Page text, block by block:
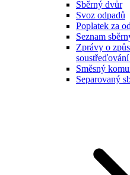
Sběrný dvůr
Svoz odpadů
Poplatek za
Seznam
Zprávy o
Směsný
Separovaný